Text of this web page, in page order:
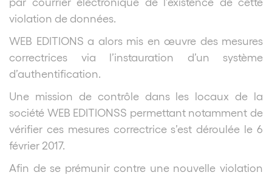
violation de données.
WEB EDITIONS a alors mis en œuvre des mesures
correctrices via l’instauration d’un système
d’authentification.
Une mission de contrôle dans les locaux de la
société WEB EDITIONSS permettant notamment de
vérifier ces mesures correctrice s’est déroulée le 6
février 2017.
Afin de se prémunir contre une nouvelle violation